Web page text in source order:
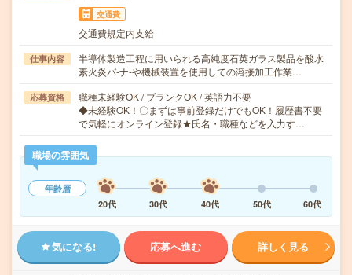
交通費
交通費規定内支給
仕事内容
半導体製造工程に用いられる高純度石英ガラス製品を酸水
素火炎バ-ナ-や機械装置を使用しての溶接加工作業…
応募資格
職種未経験OK / ブランクOK / 英語力不要
◆未経験OK！〇まずは事前登録だけでもOK！履歴書不要
で気軽にオンライン登録★氏名・職種などを入力す…
職場の雰囲気
年齢層
20代
30代 40代 50代 60代
気になる! 応募へ進む 詳しく見る